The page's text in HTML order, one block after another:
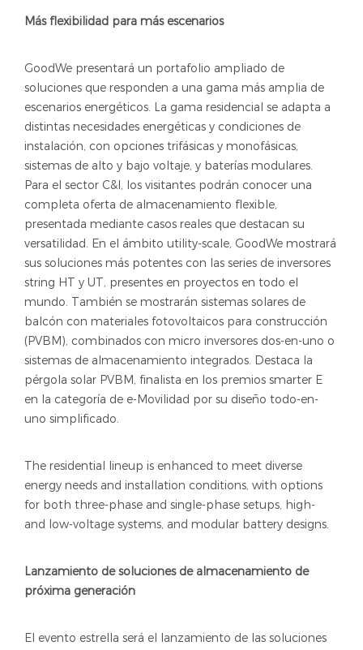
Más flexibilidad para más escenarios
GoodWe presentará un portafolio ampliado de
soluciones que responden a una gama más amplia de
escenarios energéticos. La gama residencial se adapta a
distintas necesidades energéticas y condiciones de
instalación, con opciones trifásicas y monofásicas,
sistemas de alto y bajo voltaje, y baterías modulares.
Para el sector C&I, los visitantes podrán conocer una
completa oferta de almacenamiento flexible,
presentada mediante casos reales que destacan su
versatilidad. En el ámbito utility-scale, GoodWe mostrará
sus soluciones más potentes con las series de inversores
string HT y UT, presentes en proyectos en todo el
mundo. También se mostrarán sistemas solares de
balcón con materiales fotovoltaicos para construcción
(PVBM), combinados con micro inversores dos-en-uno o
sistemas de almacenamiento integrados. Destaca la
pérgola solar PVBM, finalista en los premios smarter E
en la categoría de e-Movilidad por su diseño todo-en-
uno simplificado.
The residential lineup is enhanced to meet diverse
energy needs and installation conditions, with options
for both three-phase and single-phase setups, high-
and low-voltage systems, and modular battery designs.
Lanzamiento de soluciones de almacenamiento de
próxima generación
El evento estrella será el lanzamiento de las soluciones